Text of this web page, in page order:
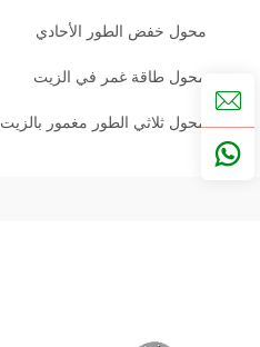
محول خفض الطور الأحادي
محول طاقة غمر في الزيت
محول ثلاثي الطور مغمور بالزيت